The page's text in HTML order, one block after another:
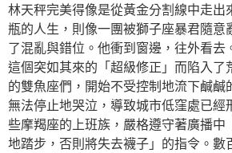
林天秤完美得像是從黃金分割線中走出
瓶的人生，則像一團被獅子座暴君隨意
了混亂與錯位。他衝到窗邊，往外看去
這個突如其來的「超級修正」而陷入了
的雙魚座們，開始不受控制地流下鹹鹹
無法停止地哭泣，導致城市低窪處已經
些摩羯座的上班族，嚴格遵守著廣播中
地踏步，否則將失去襪子」的指令。數